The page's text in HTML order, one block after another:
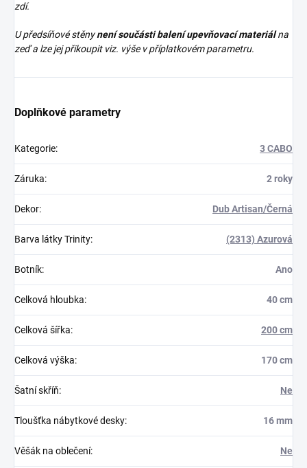
zdí.
U předsíňové stěnynení součásti balení upevňovací materiálna
zeď a lze jej přikoupit viz. výše v příplatkovém parametru.
Doplňkové parametry
Kategorie: 3 CABO
Záruka: 2 roky
Dekor: Dub Artisan/Černá
Barva látky Trinity: (2313) Azurová
Botník: Ano
Celková hloubka: 40 cm
Celková šířka: 200 cm
Celková výška: 170 cm
Šatní skříň: Ne
Tloušťka nábytkové desky: 16 mm
Věšák na oblečení: Ne